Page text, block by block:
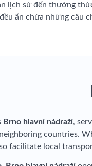
lịch sử đến thưởng
ẩn chứa những câu
Brno hlavní nádraží,
countries.
facilitate local